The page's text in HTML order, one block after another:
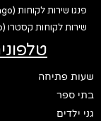
פנגו שירות לקוחות (Pango)
שירות לקוחות קסטרו (Castro)
שעות פתיחה
בתי ספר
גני ילדים